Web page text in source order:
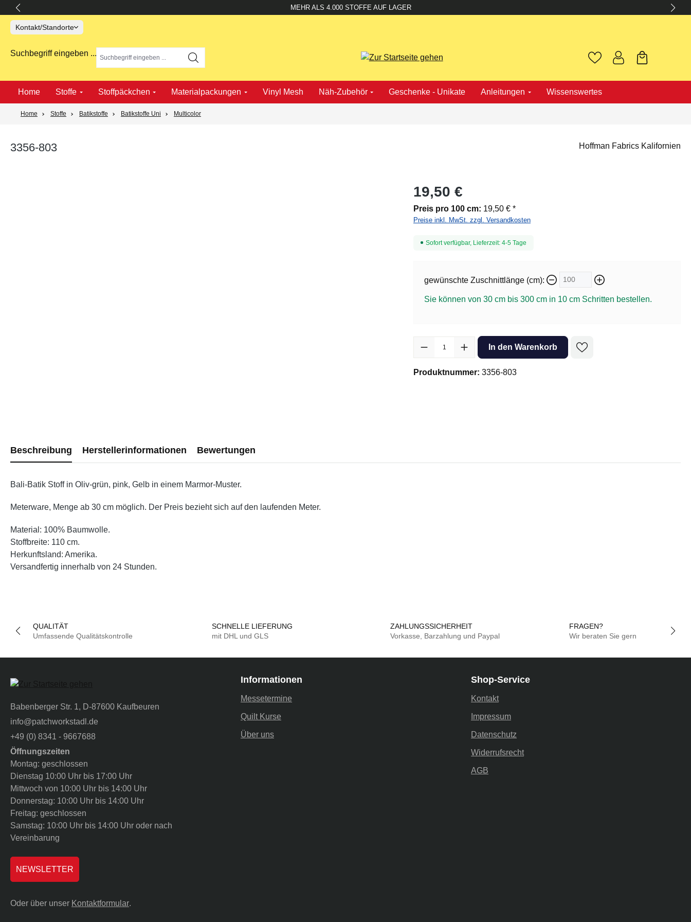
MEHR ALS 4.000 STOFFE AUF LAGER
Kontakt/Standorte
Suchbegriff eingeben ...
Home Stoffe Stoffpäckchen Materialpackungen Vinyl Mesh Näh-Zubehör Geschenke - Unikate Anleitungen Wissenswertes
Home Stoffe Batikstoffe Batikstoffe Uni Multicolor
3356-803 Hoffman Fabrics Kalifornien
19,50 €
Preis pro 100 cm: 19,50 € *
Preise inkl. MwSt. zzgl. Versandkosten
Sofort verfügbar, Lieferzeit: 4-5 Tage
gewünschte Zuschnittlänge (cm):
Sie können von 30 cm bis 300 cm in 10 cm Schritten bestellen.
Produkt Anzahl: Gib den gewünschten Wert ein oder benutze die Schaltflächen
In den Warenkorb
Produktnummer: 3356-803
Beschreibung Herstellerinformationen Bewertungen
Bali-Batik Stoff in Oliv-grün, pink, Gelb in einem Marmor-Muster.
Meterware, Menge ab 30 cm möglich. Der Preis bezieht sich auf den laufenden Meter.
Material: 100% Baumwolle.
Stoffbreite: 110 cm.
Herkunftsland: Amerika.
Versandfertig innerhalb von 24 Stunden.
QUALITÄT
Umfassende Qualitätskontrolle
SCHNELLE LIEFERUNG
mit DHL und GLS
ZAHLUNGSSICHERHEIT
Vorkasse, Barzahlung und Paypal
FRAGEN?
Wir beraten Sie gern
Babenberger Str. 1, D-87600 Kaufbeuren
info@patchworkstadl.de
+49 (0) 8341 - 9667688
Öffnungszeiten
Montag: geschlossen
Dienstag 10:00 Uhr bis 17:00 Uhr
Mittwoch von 10:00 Uhr bis 14:00 Uhr
Donnerstag: 10:00 Uhr bis 14:00 Uhr
Freitag: geschlossen
Samstag: 10:00 Uhr bis 14:00 Uhr oder nach
Vereinbarung
NEWSLETTER
Oder über unser Kontaktformular.
Informationen
Messetermine
Quilt Kurse
Über uns
Shop-Service
Kontakt
Impressum
Datenschutz
Widerrufsrecht
AGB